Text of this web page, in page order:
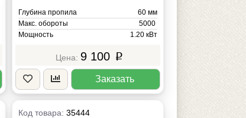
Глубина пропила
60 мм
Макс. обороты
5000
Мощность
1.20 кВт
9 100 p
Заказать
Код товара:35444